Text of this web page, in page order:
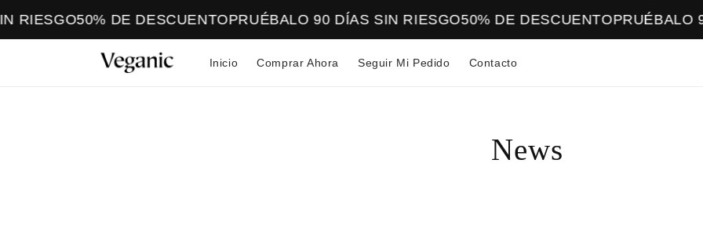
directamente
RIESGO50% DE DESCUENTOPRUÉBALO 90 DÍAS SIN RIESGO50% DE DESCUENTOPRUÉBALO
Inicio Comprar Ahora Seguir Mi Pedido Contacto
News